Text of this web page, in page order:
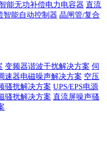
智能无功补偿电力电容器 直流
智能自动控制器 晶闸管/复合
变频器谐波干扰解决方案 伺
速器电磁噪声解决方案 空压
骚扰解决方案 UPS/EPS电源
骚扰解决方案 直流屏噪声骚